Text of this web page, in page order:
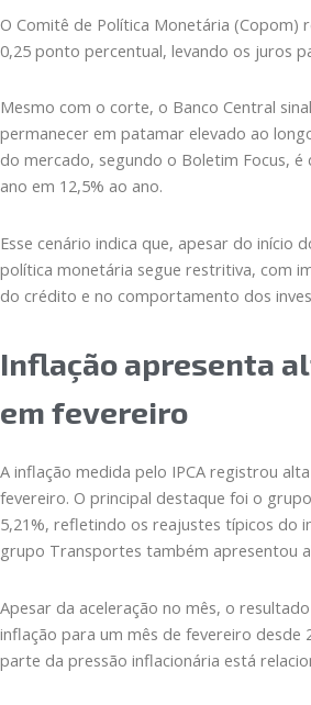
O Comitê de Política Monetária (Copom)
0,25 ponto percentual, levando os juros
Mesmo com o corte, o Banco Central
permanecer em patamar elevado ao
do mercado, segundo o Boletim Focus, é
ano em 12,5% ao ano.
Esse cenário indica que, apesar do início
política monetária segue restritiva, com
do crédito e no comportamento dos
Inflação apresenta
em fevereiro
A inflação medida pelo IPCA registrou
fevereiro. O principal destaque foi o
5,21%, refletindo os reajustes típicos do
grupo Transportes também apresentou
Apesar da aceleração no mês, o
inflação para um mês de fevereiro desde
parte da pressão inflacionária está